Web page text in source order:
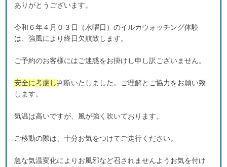
ありがとうございます。
令和６年４月０３日（水曜日）のイルカウォッチング体験
は、強風により終日欠航致します。
ご予約のお客様にはご迷惑をお掛けし申し訳ございません。
安全に考慮し判断いたしました。ご理解とご協力をお願い致
します。
気温は高いですが、風が強く吹いております。
ご移動の際は、十分お気をつけてご走行ください。
急な気温変化によりお風邪など召されませんようお気を付け